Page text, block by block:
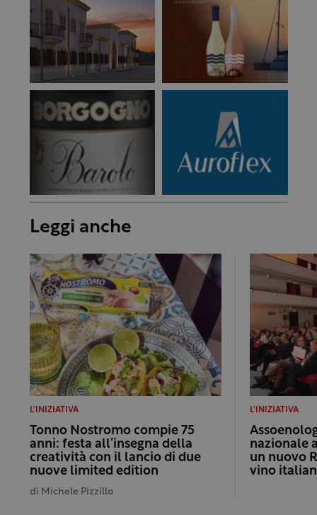
Leggi anche
L'INIZIATIVA
Tonno Nostromo compie 75
anni: festa all’insegna della
creatività con il lancio di due
nuove limited edition
di Michele Pizzillo
L'INIZIATIVA
nazionale
un nuovo
vino